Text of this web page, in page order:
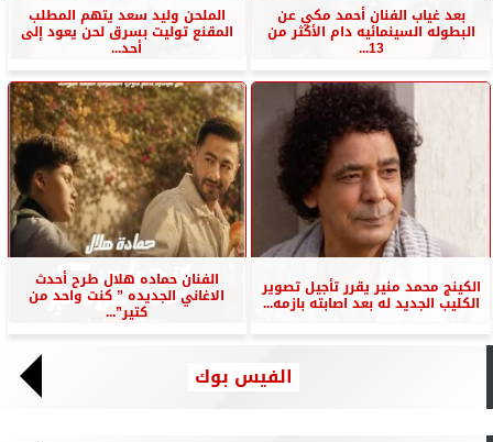
بعد غياب الفنان أحمد مكي عن
البطوله السينمائيه دام الأكثر من
13...
الملحن وليد سعد يتهم المطلب
المقنع توليت بسرق لحن يعود إلى
أحد...
الكينج محمد منير يقرر تأجيل تصوير
الكليب الجديد له بعد اصابته بازمه...
الفنان حماده هلال طرح أحدث
الاغاني الجديده ” كنت واحد من
كتير”...
الفيس بوك